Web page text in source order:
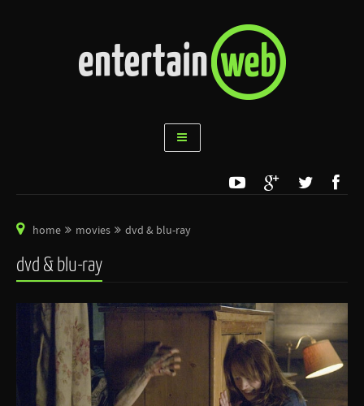
home movies dvd & blu-ray
dvd & blu-ray